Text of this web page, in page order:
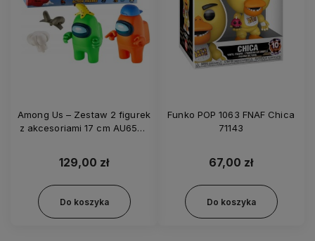
Among Us – Zestaw 2 figurek
z akcesoriami 17 cm AU6552
129,00 zł
Do koszyka
Funko POP 1063 FNAF Chica
71143
67,00 zł
Do koszyka